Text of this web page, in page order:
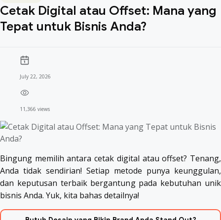
Cetak Digital atau Offset: Mana yang
Tepat untuk Bisnis Anda?
July 22, 2026
11,366 views
Bingung memilih antara cetak digital atau offset? Tenang,
Anda tidak sendirian! Setiap metode punya keunggulan,
dan keputusan terbaik bergantung pada kebutuhan unik
bisnis Anda. Yuk, kita bahas detailnya!